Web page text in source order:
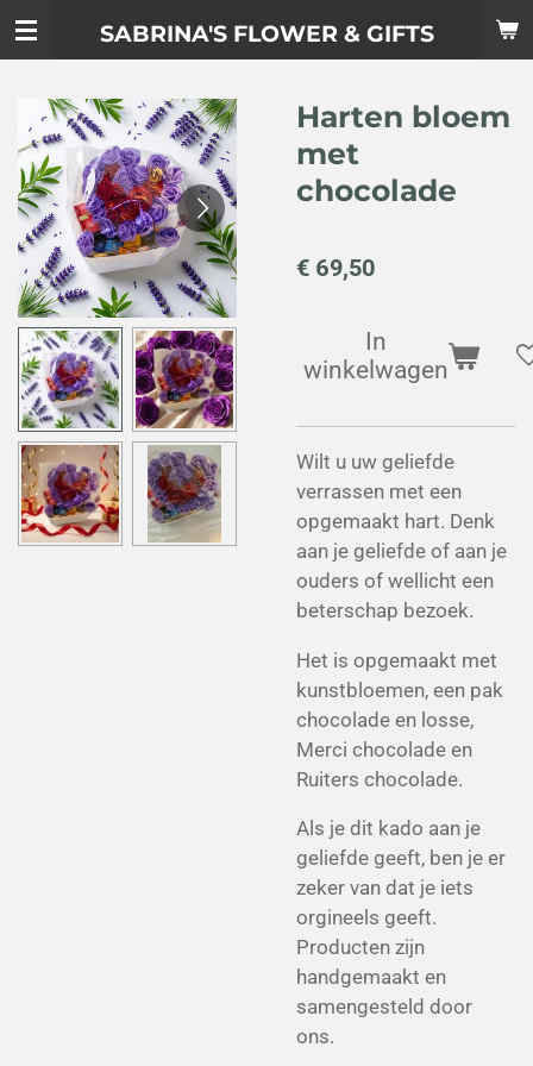
Ga
direct
hoofdinhoud
SABRINA'S FLOWER & GIFTS
Harten bloem
met
chocolade
€ 69,50
In
winkelwagen
Wilt u uw geliefde
verrassen met een
opgemaakt hart. Denk
aan je geliefde of aan je
ouders of wellicht een
beterschap bezoek.
Het is opgemaakt met
kunstbloemen, een pak
chocolade en losse,
Merci chocolade en
Ruiters chocolade.
Als je dit kado aan je
geliefde geeft, ben je er
zeker van dat je iets
orgineels geeft.
Producten zijn
handgemaakt en
samengesteld door
ons.